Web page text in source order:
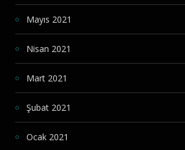
Mayıs 2021
Nisan 2021
Mart 2021
Şubat 2021
Ocak 2021